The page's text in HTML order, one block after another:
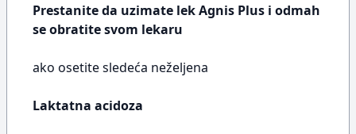
Prestanite da uzimate lek Agnis Plus i odmah
se obratite svom lekaru
ako osetite sledeća neželjena
Laktatna acidoza